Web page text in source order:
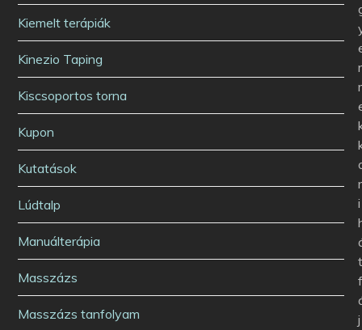
Kiemelt terápiák
Kinezio Taping
Kiscsoportos torna
Kupon
Kutatások
Lúdtalp
Manuálterápia
Masszázs
Masszázs tanfolyam
r
r
i
j